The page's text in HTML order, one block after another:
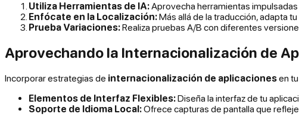
Utiliza Herramientas de IA:Aprovecha herramientas
Enfócate en la Localización:Más allá de la traducción, adapta
Prueba Variaciones:Realiza pruebas A/B con diferentes
Aprovechando la Internacionalización de
Incorporar estrategias de internacionalización de aplicacionesen
Elementos de Interfaz Flexibles:Diseña la interfaz de tu
Soporte de Idioma Local:Ofrece capturas de pantalla que